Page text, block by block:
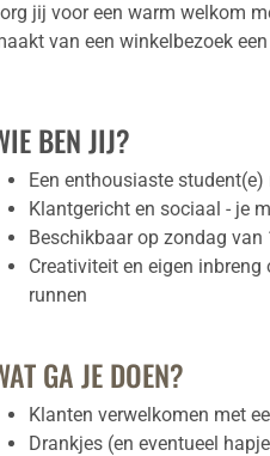
jij voor een warm welkom
van een winkelbezoek
BEN JIJ?
Een enthousiaste
Klantgericht en sociaal - je
Beschikbaar op zondag van
Creativiteit en eigen
runnen
GA JE DOEN?
Klanten verwelkomen met
Drankjes (en eventueel